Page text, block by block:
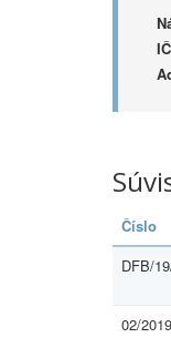
Číslo
DFB/
02/2019